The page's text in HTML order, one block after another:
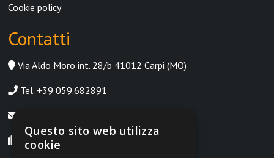
Cookie policy
Contatti
Via Aldo Moro int. 28/b 41012 Carpi (MO)
Tel. +39 059.682891
Fax +39 059.8397669
Questo sito web utilizza
cookie